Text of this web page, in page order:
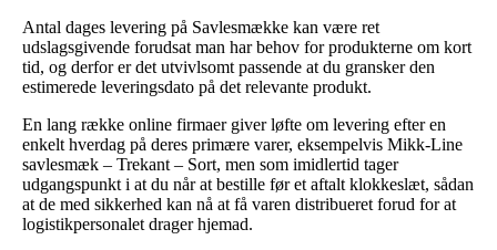
Antal dages levering på Savlesmække kan være ret
udslagsgivende forudsat man har behov for produkterne om kort
tid, og derfor er det utvivlsomt passende at du gransker den
estimerede leveringsdato på det relevante produkt.
En lang række online firmaer giver løfte om levering efter en
enkelt hverdag på deres primære varer, eksempelvis Mikk-Line
savlesmæk – Trekant – Sort, men som imidlertid tager
udgangspunkt i at du når at bestille før et aftalt klokkeslæt, sådan
at de med sikkerhed kan nå at få varen distribueret forud for at
logistikpersonalet drager hjemad.